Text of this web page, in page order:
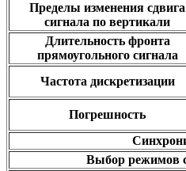
Пределы изменения сдвига
сигнала по вертикали
Длительность фронта
прямоугольного сигнала
Частота дискретизации
Погрешность
Выбор режимов